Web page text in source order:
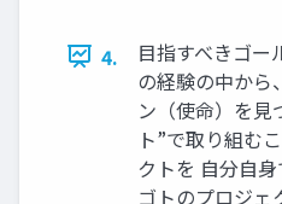
4.
目指すべきゴー
の経験の中から
ン（使命）を見
ト”で取り組む
クトを 自分自
ゴトのプロジェ